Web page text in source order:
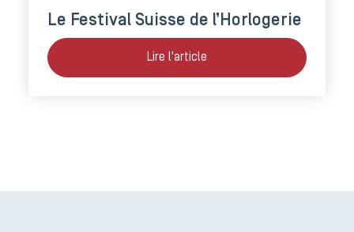
Le Festival Suisse de l’Horlogerie
Lire l'article